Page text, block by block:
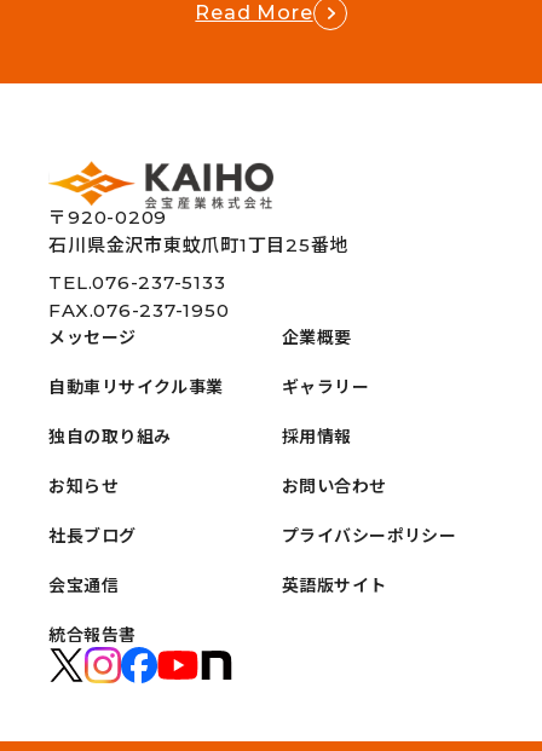
Read More
〒920-0209
石川県金沢市東蚊爪町1丁目25番地
TEL.076-237-5133
FAX.076-237-1950
メッセージ
自動車リサイクル事業
独自の取り組み
お知らせ
社長ブログ
会宝通信
統合報告書
企業概要
ギャラリー
採用情報
お問い合わせ
プライバシーポリシー
英語版サイト